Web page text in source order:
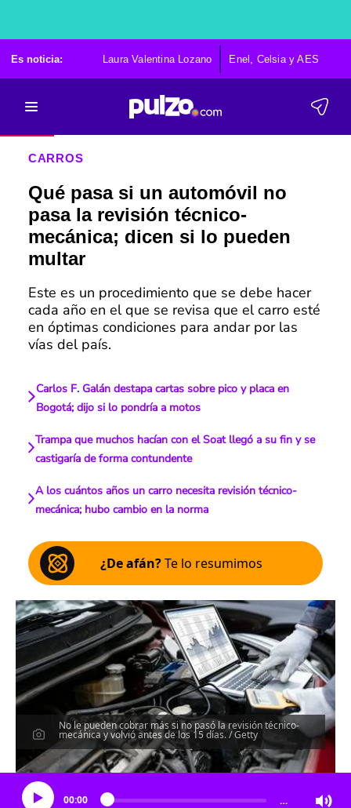
Es noticia: Laura Valentina Lozano Enel, Celsia y AES
CARROS
Qué pasa si un automóvil no
pasa la revisión técnico-
mecánica; dicen si lo pueden
multar
Este es un procedimiento que se debe hacer
cada año en el que se revisa que el carro esté
en óptimas condiciones para andar por las
vías del país.
Carlos F. Galán destapa cartas sobre pico y placa en
Bogotá; dijo si lo pondría a motos
Trampa que muchos hacían con el Soat llegó a su fin y se
castigaría de forma contundente
A los cuántos años un carro necesita revisión técnico-
mecánica; hubo cambio en la norma
¿De afán?Te lo resumimos
No le pueden cobrar más si no pasó la revisión técnico-
mecánica y volvió antes de los 15 días. / Getty
Escucha el artículo
00:00 …